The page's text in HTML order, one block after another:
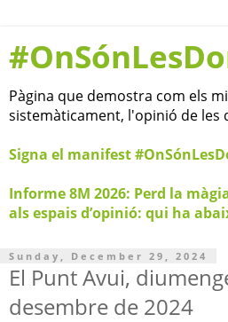
Pàgina que demostra com els
sistemàticament, l'opinió de les
Signa el manifest
Informe 8M 2026: Perd la
als espais d’opinió: qui ha
Sunday, December 29, 2024
El Punt Avui,
desembre de 2024